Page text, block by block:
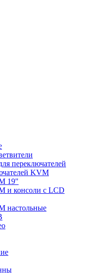
переключателей
KVM
19"
и консоли с LCD
настольные